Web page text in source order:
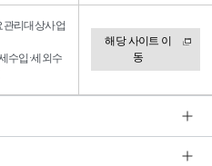
리대상사업
수입·세외수
해당 사이트 이
동